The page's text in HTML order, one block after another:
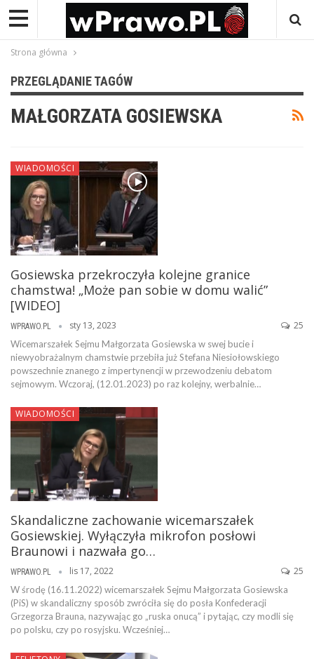
Strona główna
PRZEGLĄDANIE TAGÓW
MAŁGORZATA GOSIEWSKA
WIADOMOŚCI
Gosiewska przekroczyła kolejne granice
chamstwa! „Może pan sobie w domu walić”
[WIDEO]
WPRAWO.PL sty 13, 2023 25
Wicemarszałek Sejmu Małgorzata Gosiewska w swej bucie i
niewyobrażalnym chamstwie przebiła już Stefana Niesiołowskiego
powszechnie znanego z impertynencji w przewodzeniu debatom
sejmowym. Wczoraj, (12.01.2023) po raz kolejny, werbalnie…
WIADOMOŚCI
Skandaliczne zachowanie wicemarszałek
Gosiewskiej. Wyłączyła mikrofon posłowi
Braunowi i nazwała go…
WPRAWO.PL lis 17, 2022 25
W środę (16.11.2022) wicemarszałek Sejmu Małgorzata Gosiewska
(PiS) w skandaliczny sposób zwróciła się do posła Konfederacji
Grzegorza Brauna, nazywając go „ruska onucą” i pytając, czy modli się
po polsku, czy po rosyjsku. Wcześniej…